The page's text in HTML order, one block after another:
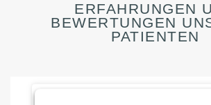
ERFAHRUNGEN
BEWERTUNGEN
PATIENTEN